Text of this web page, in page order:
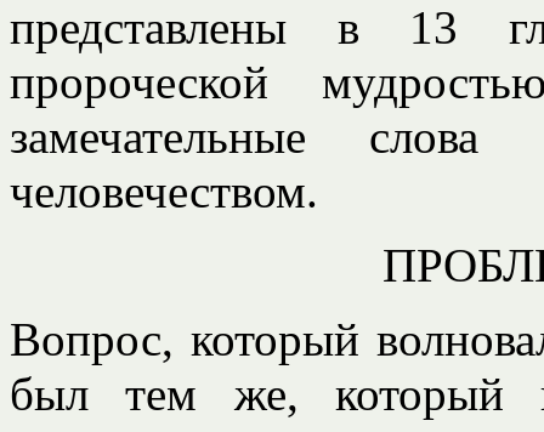
представлены в 13
пророческой
замечательные
человечеством.
Вопрос, который
был тем же, который